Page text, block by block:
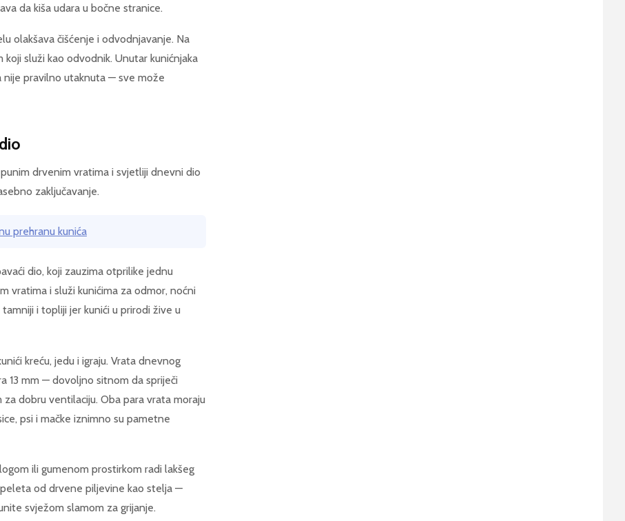
da kiša udara u bočne stranice.
olakšava čišćenje i odvodnjavanje. Na
služi kao odvodnik. Unutar kunićnjaka
nije pravilno utaknuta — sve može
drvenim vratima i svjetliji dnevni dio
zaključavanje.
prehranu kunića
dio, koji zauzima otprilike jednu
vratima i služi kunićima za odmor, noćni
i topliji jer kunići u prirodi žive u
kreću, jedu i igraju. Vrata dnevnog
13 mm — dovoljno sitnom da spriječi
dobru ventilaciju. Oba para vrata moraju
psi i mačke iznimno su pametne
ili gumenom prostirkom radi lakšeg
od drvene piljevine kao stelja —
svježom slamom za grijanje.